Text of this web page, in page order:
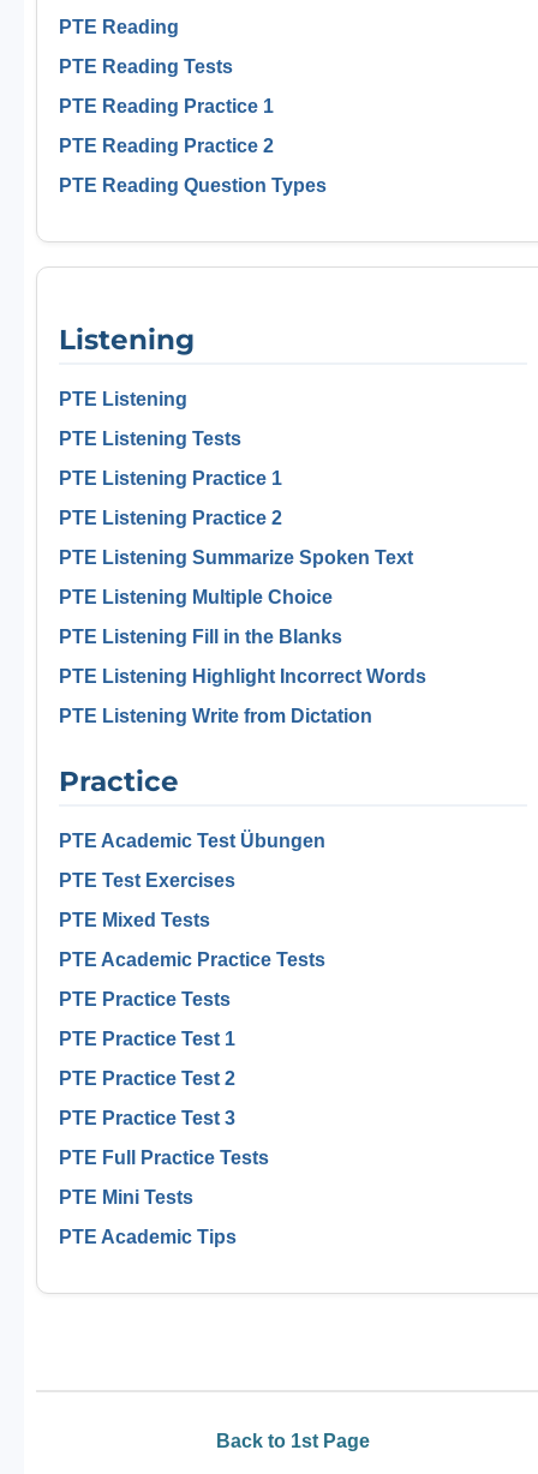
PTE Reading
PTE Reading Tests
PTE Reading Practice 1
PTE Reading Practice 2
PTE Reading Question Types
Listening
PTE Listening
PTE Listening Tests
PTE Listening Practice 1
PTE Listening Practice 2
PTE Listening Summarize Spoken Text
PTE Listening Multiple Choice
PTE Listening Fill in the Blanks
PTE Listening Highlight Incorrect Words
PTE Listening Write from Dictation
Practice
PTE Academic Test Übungen
PTE Test Exercises
PTE Mixed Tests
PTE Academic Practice Tests
PTE Practice Tests
PTE Practice Test 1
PTE Practice Test 2
PTE Practice Test 3
PTE Full Practice Tests
PTE Mini Tests
PTE Academic Tips
Back to 1st Page